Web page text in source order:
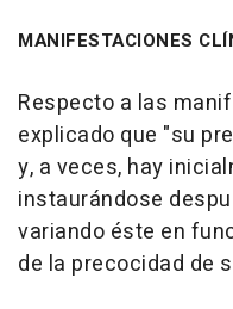
MANIFESTACIONES
Respecto a las
explicado que "su
y, a veces, hay
instaurándose
variando éste en
de la precocidad de